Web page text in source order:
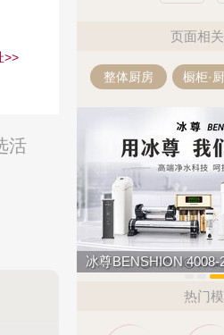
>>
活
页面相
整体厨房 橱柜·
创星地板 400-0519-398
热门